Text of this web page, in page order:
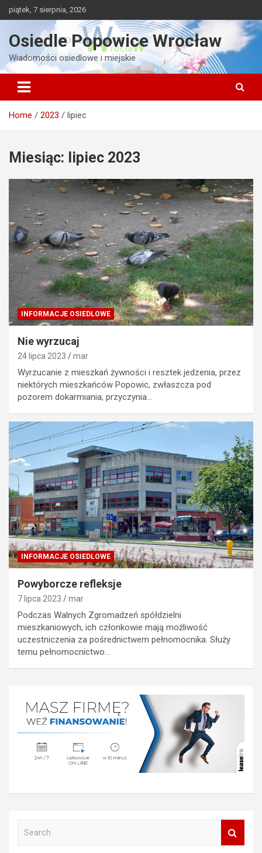
Skip
to
piątek, 7 sierpnia, 2026
Osiedle Popowice Wrocław
Wiadomości osiedlowe i miejskie
Home 2023 lipiec
Miesiąc: lipiec 2023
INFORMACJE OSIEDLOWE
Nie wyrzucaj
24 lipca 2023 mar
Wyrzucanie z mieszkań żywności i resztek jedzenia, przez
niektórych mieszkańców Popowic, zwłaszcza pod
pozorem dokarmiania, przyczynia…
INFORMACJE OSIEDLOWE
Powyborcze refleksje
7 lipca 2023 mar
Podczas Walnych Zgromadzeń spółdzielni
mieszkaniowych, ich członkowie mają możliwość
uczestniczenia za pośrednictwem pełnomocnika. Służy
temu pełnomocnictwo…